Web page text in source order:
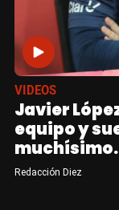
VIDEOS
Javier
equipo y
Redacción Diez